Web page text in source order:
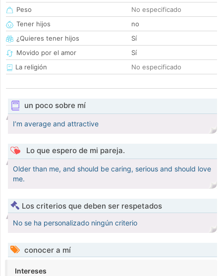
Peso
No especificado
Tener hijos
no
¿Quieres tener hijos
Sí
Movido por el amor
Sí
La religión
No especificado
un poco sobre mí
I’m average and attractive
Lo que espero de mi pareja.
Older than me, and should be caring, serious and should love
me.
Los criterios que deben ser respetados
No se ha personalizado ningún criterio
conocer a mí
Intereses